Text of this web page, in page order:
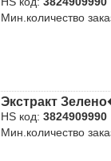
Мин.количество
Экстракт
HS код:3824909990
Мин.количество